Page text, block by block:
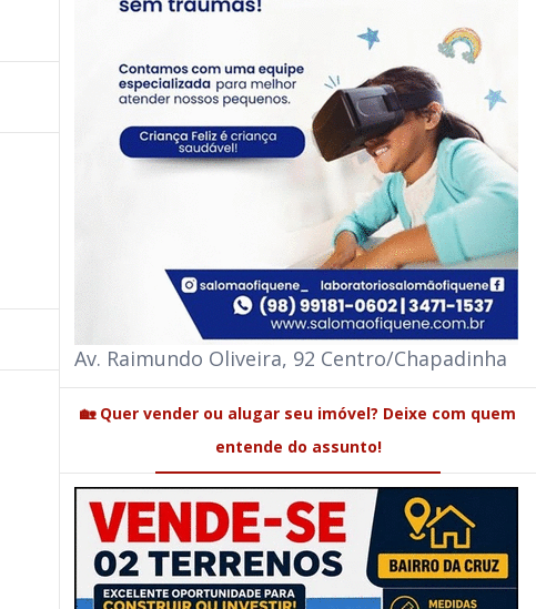
Av. Raimundo Oliveira, 92 Centro/Chapadinha
🏡 Quer vender ou alugar seu imóvel? Deixe com quem
entende do assunto!